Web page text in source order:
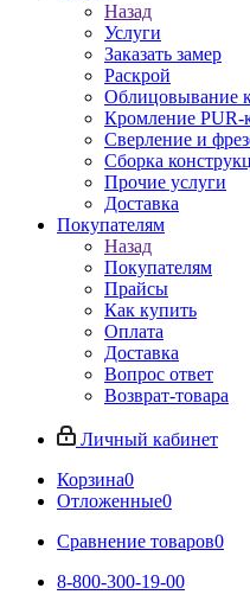
Назад
Услуги
Заказать замер
Раскрой
Облицовывание
Кромление PUR-
Сверление и
Сборка
Прочие услуги
Доставка
Покупателям
Назад
Покупателям
Прайсы
Как купить
Оплата
Доставка
Вопрос ответ
Возврат-товара
Личный кабинет
Корзина0
Отложенные0
Сравнение товаров0
8-800-300-19-00